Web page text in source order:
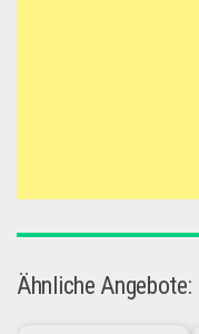
Ähnliche Angebote: